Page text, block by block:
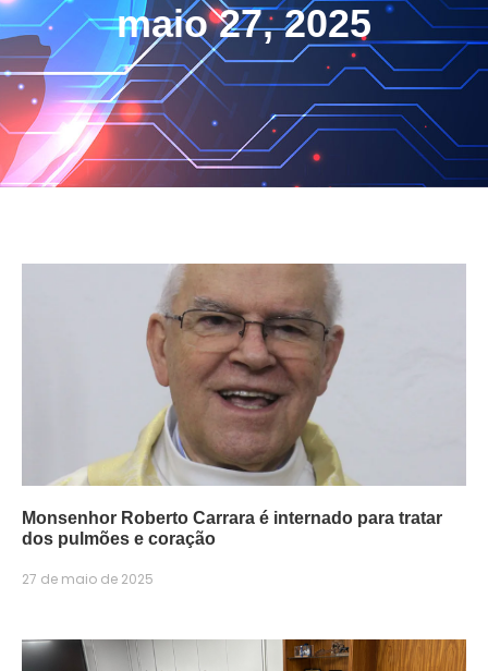
maio 27, 2025
Monsenhor Roberto Carrara é internado para tratar
dos pulmões e coração
27 de maio de 2025